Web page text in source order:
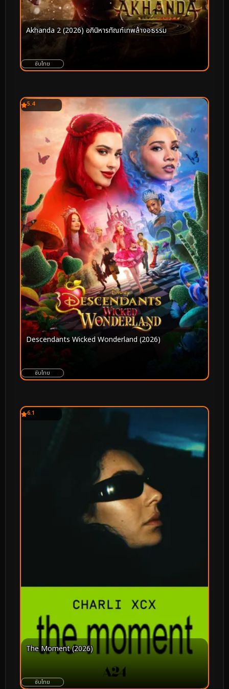
Akhanda 2 (2026) อภินิหารทัณฑ์เทพล้างอธรรม
ซับไทย
5.4
Descendants Wicked Wonderland (2026)
ซับไทย
6.1
The Moment (2026)
ซับไทย